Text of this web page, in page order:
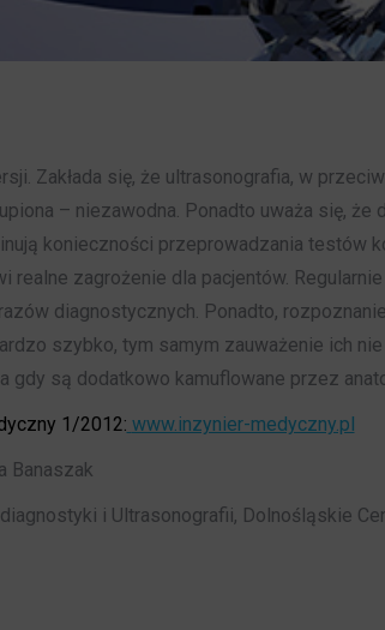
Zakłada się, że ultrasonografia, w
– niezawodna. Ponadto uważa się,
konieczności przeprowadzania testów
zagrożenie dla pacjentów.
diagnostycznych. Ponadto,
szybko, tym samym zauważenie ich
są dodatkowo kamuflowane przez
1/2012: www.inzynier-medyczny.pl
Banaszak
i Ultrasonografii, Dolnośląskie